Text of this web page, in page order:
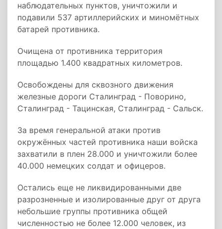
наблюдательных пунктов, уничтожили и
подавили 537 артиллерийских и миномётных
батарей противника.
Очищена от противника территория
площадью 1.400 квадратных километров.
Освобождены для сквозного движения
железные дороги Сталинград - Поворино,
Сталинград - Тацинская, Сталинград - Сальск.
За время генеральной атаки против
окружённых частей противника наши войска
захватили в плен 28.000 и уничтожили более
40.000 немецких солдат и офицеров.
Остались еще не ликвидированными две
разрозненные и изолированные друг от друга
небольшие группы противника общей
численностью не более 12.000 человек, из